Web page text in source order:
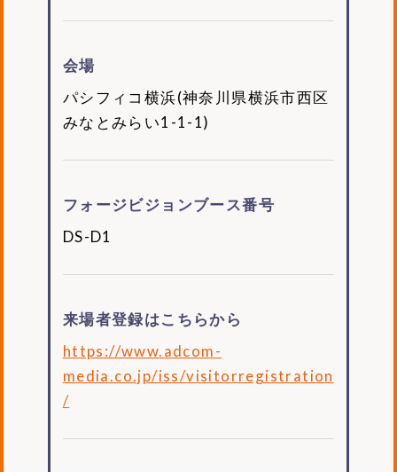
会場
パシフィコ横浜(神奈川県横浜市西区
みなとみらい1-1-1)
フォージビジョンブース番号
DS-D1
来場者登録はこちらから
https://www.adcom-
media.co.jp/iss/visitorregistration
/